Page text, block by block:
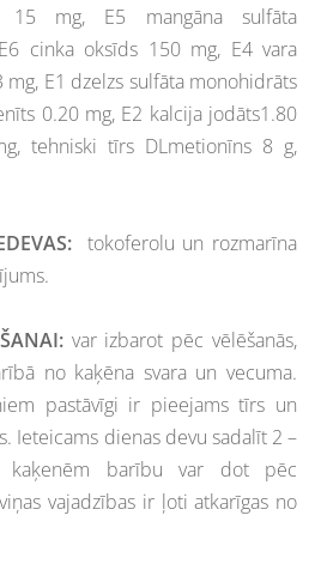
15 mg, E5 mangāna sulfāta
cinka oksīds 150 mg, E4 vara
E1 dzelzs sulfāta monohidrāts
0.20 mg, E2 kalcija jodāts1.80
tehniski tīrs DLmetionīns 8 g,
tokoferolu un rozmarīna
var izbarot pēc vēlēšanās,
no kaķēna svara un vecuma.
pastāvīgi ir pieejams tīrs un
Ieteicams dienas devu sadalīt 2 –
kaķenēm barību var dot pēc
vajadzības ir ļoti atkarīgas no